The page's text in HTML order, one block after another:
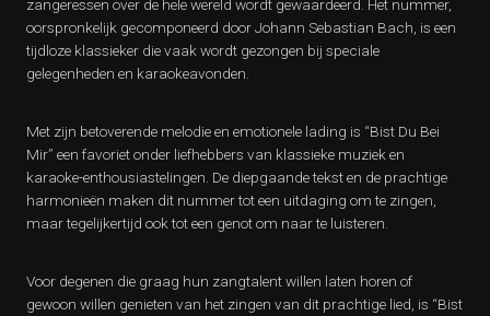
zangeressen over de hele wereld wordt gewaardeerd. Het nummer,
oorspronkelijk gecomponeerd door Johann Sebastian Bach, is een
tijdloze klassieker die vaak wordt gezongen bij speciale
gelegenheden en karaokeavonden.
Met zijn betoverende melodie en emotionele lading is “Bist Du Bei
Mir” een favoriet onder liefhebbers van klassieke muziek en
karaoke-enthousiastelingen. De diepgaande tekst en de prachtige
harmonieën maken dit nummer tot een uitdaging om te zingen,
maar tegelijkertijd ook tot een genot om naar te luisteren.
Voor degenen die graag hun zangtalent willen laten horen of
gewoon willen genieten van het zingen van dit prachtige lied, is “Bist